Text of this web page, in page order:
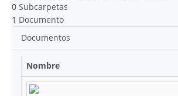
0 Subcarpetas
1 Documento
Documentos
Nombre